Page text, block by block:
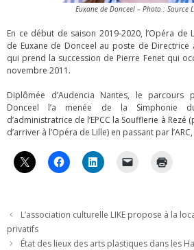
Euxane de Donceel – Photo : Source
En ce début de saison 2019-2020, l’Opéra de
de Euxane de Donceel au poste de Directrice
qui prend la succession de Pierre Fenet qui
novembre 2011.
Diplômée d’Audencia Nantes, le parcours
Donceel l’a menée de la Simphonie
d’administratrice de l’EPCC la Soufflerie à Rezé
d’arriver à l’Opéra de Lille) en passant par
L’association culturelle LIKE propose à la
privatifs
État des lieux des arts plastiques dans les